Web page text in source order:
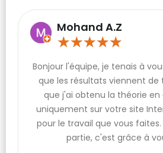
Mohand A.Z
★★★★★
Bonjour l'équipe, je tenais à
que les résultats viennent
que j'ai obtenu la théorie
uniquement sur votre site
pour le travail que vous faites.
partie, c'est grâce à